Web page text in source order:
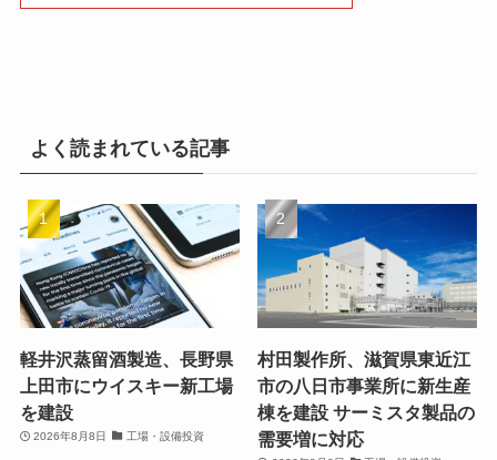
よく読まれている記事
軽井沢蒸留酒製造、長野県
上田市にウイスキー新工場
を建設
2026年8月8日 工場・設備投資
村田製作所、滋賀県東近江
市の八日市事業所に新生産
棟を建設 サーミスタ製品の
需要増に対応